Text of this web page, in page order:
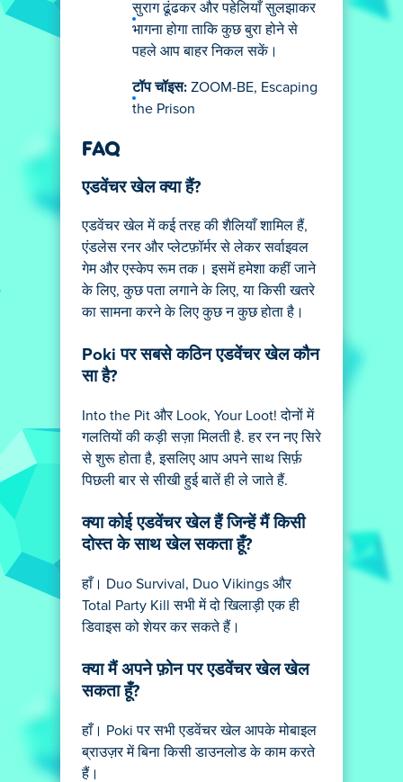
सुराग ढूंढकर और पहेलियाँ सुलझाकर
भागना होगा ताकि कुछ बुरा होने से
पहले आप बाहर निकल सकें।
टॉप चॉइस: ZOOM-BE, Escaping
the Prison
FAQ
एडवेंचर खेल क्या हैं?
एडवेंचर खेल में कई तरह की शैलियाँ शामिल हैं,
एंडलेस रनर और प्लेटफ़ॉर्मर से लेकर सर्वाइवल
गेम और एस्केप रूम तक। इसमें हमेशा कहीं जाने
के लिए, कुछ पता लगाने के लिए, या किसी खतरे
का सामना करने के लिए कुछ न कुछ होता है।
Poki पर सबसे कठिन एडवेंचर खेल कौन
सा है?
Into the Pit और Look, Your Loot! दोनों में
गलतियों की कड़ी सज़ा मिलती है. हर रन नए सिरे
से शुरू होता है, इसलिए आप अपने साथ सिर्फ़
पिछली बार से सीखी हुई बातें ही ले जाते हैं.
क्या कोई एडवेंचर खेल हैं जिन्हें मैं किसी
दोस्त के साथ खेल सकता हूँ?
हाँ। Duo Survival, Duo Vikings और
Total Party Kill सभी में दो खिलाड़ी एक ही
डिवाइस को शेयर कर सकते हैं।
क्या मैं अपने फ़ोन पर एडवेंचर खेल खेल
सकता हूँ?
हाँ। Poki पर सभी एडवेंचर खेल आपके मोबाइल
ब्राउज़र में बिना किसी डाउनलोड के काम करते
हैं।